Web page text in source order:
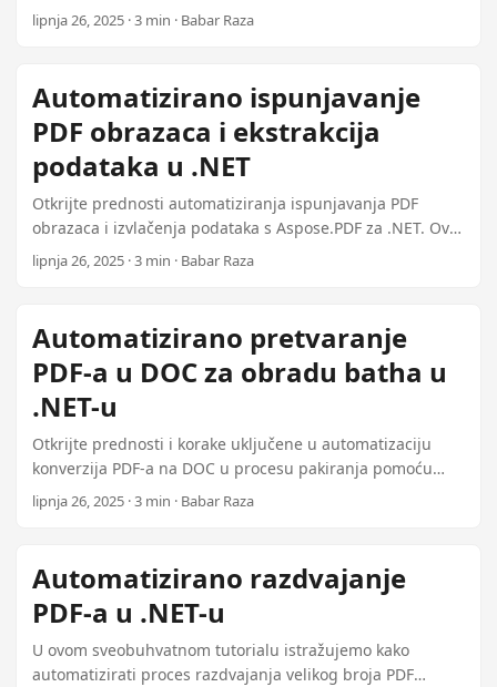
Aspose.PDF.TableGenerator Plugin za .NET. Ovaj vodič
obuhvaća povezivanje s različitim izvorima podataka,
scenarijima kao što su stranice i uvjetno formiranje.
lipnja 26, 2025 · 3 min · Babar Raza
Automatizirano ispunjavanje
PDF obrazaca i ekstrakcija
podataka u .NET
Otkrijte prednosti automatiziranja ispunjavanja PDF
obrazaca i izvlačenja podataka s Aspose.PDF za .NET. Ovaj
vodič daje korak po korak upute o postavljanju,
konfiguraciji i integriranju ovog moćnog alata u vaš
lipnja 26, 2025 · 3 min · Babar Raza
Automatizirano pretvaranje
PDF-a u DOC za obradu batha u
.NET-u
Otkrijte prednosti i korake uključene u automatizaciju
konverzija PDF-a na DOC u procesu pakiranja pomoću
Aspose.PDF za .NET. Ovaj vodič sadrži primjere koda i
praktične savjete za integraciju ovog rješenja u vaše
lipnja 26, 2025 · 3 min · Babar Raza
Automatizirano razdvajanje
PDF-a u .NET-u
U ovom sveobuhvatnom tutorialu istražujemo kako
automatizirati proces razdvajanja velikog broja PDF